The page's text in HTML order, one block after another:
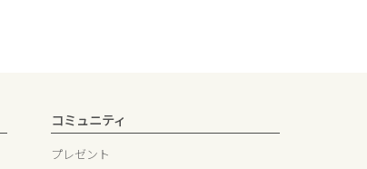
コミュニティ
プレゼント